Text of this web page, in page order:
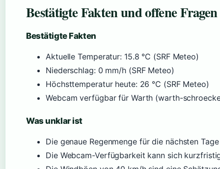
Bestätigte Fakten und offene Fragen
Bestätigte Fakten
Aktuelle Temperatur: 15.8 °C (SRF Meteo)
Niederschlag: 0 mm/h (SRF Meteo)
Höchsttemperatur heute: 26 °C (SRF Meteo)
Webcam verfügbar für Warth (warth-
Was unklar ist
Die genaue Regenmenge für die nächsten
Die Webcam-Verfügbarkeit kann sich